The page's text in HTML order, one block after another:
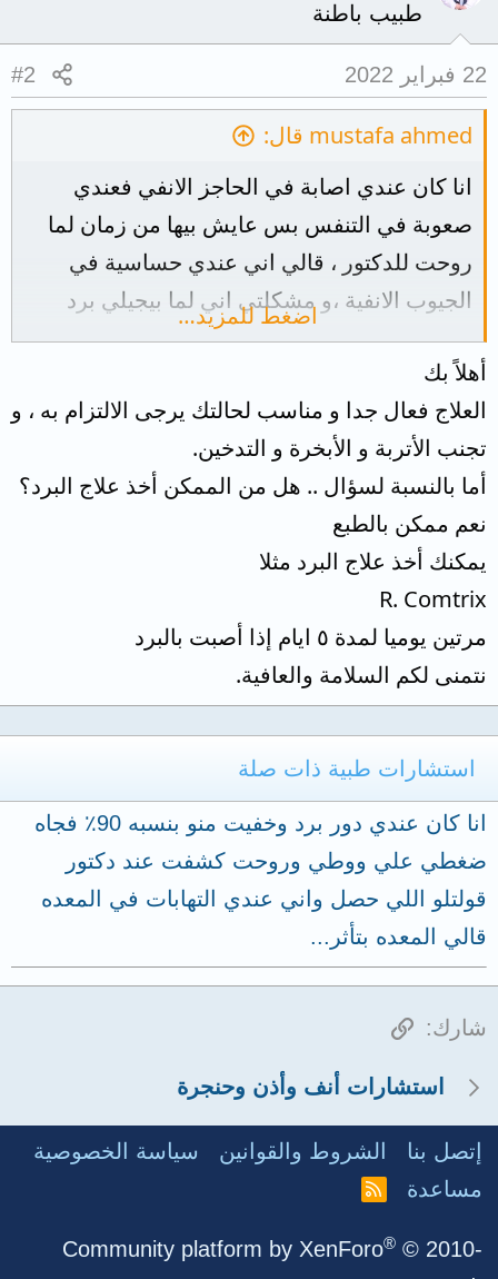
طبيب باطنة
22 فبراير 2022 #2
mustafa ahmed قال:
انا كان عندي اصابة في الحاجز الانفي فعندي
صعوبة في التنفس بس عايش بيها من زمان لما
روحت للدكتور ، قالي اني عندي حساسية في
الجيوب الانفية ،و مشكلتي اني لما بيجيلي برد
انفي بتتسد و بيحصل زي راجع من المخاط الي
الحلق فبيلتهب جدا و بحس اني مش قادر ابلع و
يبتدي السعال و كده فا كنت عايز اعرف انا اعمل
ايه في المشكلة ديه ، مع العلم الدكتور اداني
العلاج ده (betallerge كل 12 ساعة لمدة 15 يوم ،
اللي الدكتور كتبهولي و هل من الممكن لما يجيلي
برد اخد علاج برد مع العلاج ده ؟ فكنت عايز
استشارة ضروري لو تكرمتم .. و شكراً جزيلاً
اضغط للمزيد…
أهلاً بك
العلاج فعال جدا و مناسب لحالتك يرجى الالتزام به ، و
تجنب الأتربة و الأبخرة و التدخين.
أما بالنسبة لسؤال .. هل من الممكن أخذ علاج البرد؟
نعم ممكن بالطبع
يمكنك أخذ علاج البرد مثلا
R. Comtrix
مرتين يوميا لمدة ٥ ايام إذا أصبت بالبرد
نتمنى لكم السلامة والعافية.
استشارات طبية ذات صلة
انا كان عندي دور برد وخفيت منو بنسبه 90٪ فجاه
ضغطي علي ووطي وروحت كشفت عند دكتور
قولتلو اللي حصل واني عندي التهابات في المعده
قالي المعده بتأثر...
شارك: الرابط
استشارات أنف وأذن وحنجرة
إتصل بنا الشروط والقوانين
سياسة الخصوصية
مساعدة
R
S
Community platform by XenForo® © 2010-